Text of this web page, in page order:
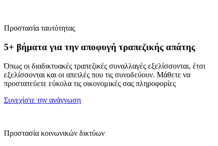
Προστασία ταυτότητας
5+ βήματα για την αποφυγή τραπεζικής απάτης
Όπως οι διαδικτυακές τραπεζικές συναλλαγές εξελίσσονται, έτσι
εξελίσσονται και οι απειλές που τις συνοδεύουν. Μάθετε να
προστατεύετε εύκολα τις οικονομικές σας πληροφορίες
Συνεχίστε την ανάγνωση
Προστασία κοινωνικών δικτύων